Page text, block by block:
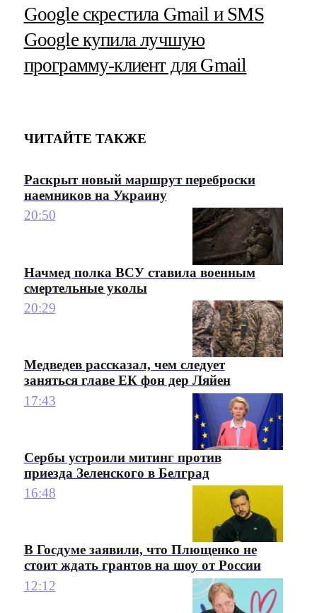
Google скрестила Gmail и SMS
Google купила лучшую
программу-клиент для Gmail
ЧИТАЙТЕ ТАКЖЕ
Раскрыт новый маршрут переброски
наемников на Украину
20:50
Начмед полка ВСУ ставила военным
смертельные уколы
20:29
Медведев рассказал, чем следует
заняться главе ЕК фон дер Ляйен
17:43
Сербы устроили митинг против
приезда Зеленского в Белград
16:48
В Госдуме заявили, что Плющенко не
стоит ждать грантов на шоу от России
12:12